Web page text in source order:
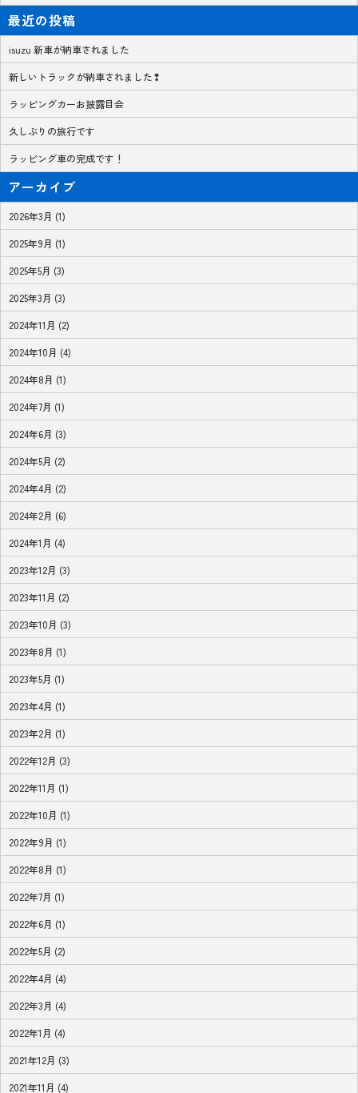
最近の投稿
isuzu 新車が納車されました
新しいトラックが納車されました❢
ラッピングカーお披露目会
久しぶりの旅行です
ラッピング車の完成です！
アーカイブ
2026年3月 (1)
2025年9月 (1)
2025年5月 (3)
2025年3月 (3)
2024年11月 (2)
2024年10月 (4)
2024年8月 (1)
2024年7月 (1)
2024年6月 (3)
2024年5月 (2)
2024年4月 (2)
2024年2月 (6)
2024年1月 (4)
2023年12月 (3)
2023年11月 (2)
2023年10月 (3)
2023年8月 (1)
2023年5月 (1)
2023年4月 (1)
2023年2月 (1)
2022年12月 (3)
2022年11月 (1)
2022年10月 (1)
2022年9月 (1)
2022年8月 (1)
2022年7月 (1)
2022年6月 (1)
2022年5月 (2)
2022年4月 (4)
2022年3月 (4)
2022年1月 (4)
2021年12月 (3)
2021年11月 (4)